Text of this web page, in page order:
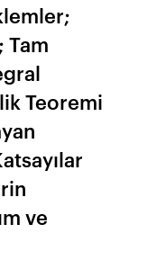
Tam
Teoremi
ve